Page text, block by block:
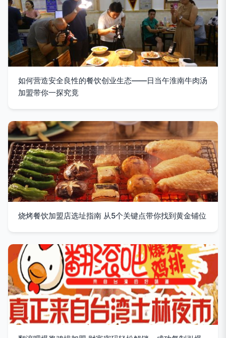
如何营造安全良性的餐饮创业生态——日当午淮南牛肉汤
加盟带你一探究竟
烧烤餐饮加盟店选址指南 从5个关键点带你找到黄金铺位